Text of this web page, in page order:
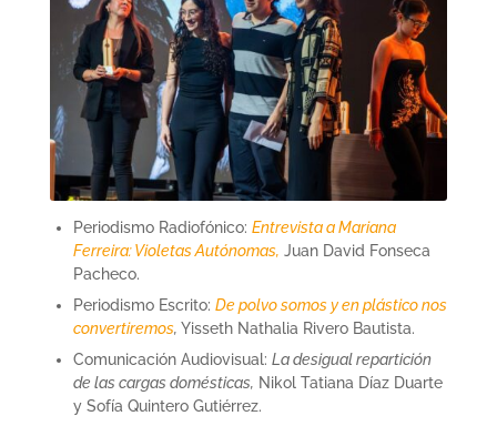
Periodismo Radiofónico: Entrevista a Mariana
Ferreira: Violetas Autónomas, Juan David Fonseca
Pacheco.
Periodismo Escrito: De polvo somos y en plástico nos
convertiremos, Yisseth Nathalia Rivero Bautista.
Comunicación Audiovisual: La desigual repartición
de las cargas domésticas, Nikol Tatiana Díaz Duarte
y Sofía Quintero Gutiérrez.